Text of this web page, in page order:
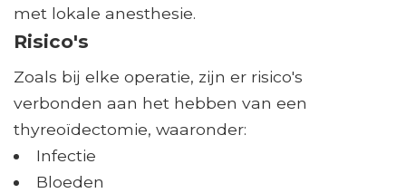
met lokale anesthesie.
Risico's
Zoals bij elke operatie, zijn er risico's
verbonden aan het hebben van een
thyreoïdectomie, waaronder:
Infectie
Bloeden